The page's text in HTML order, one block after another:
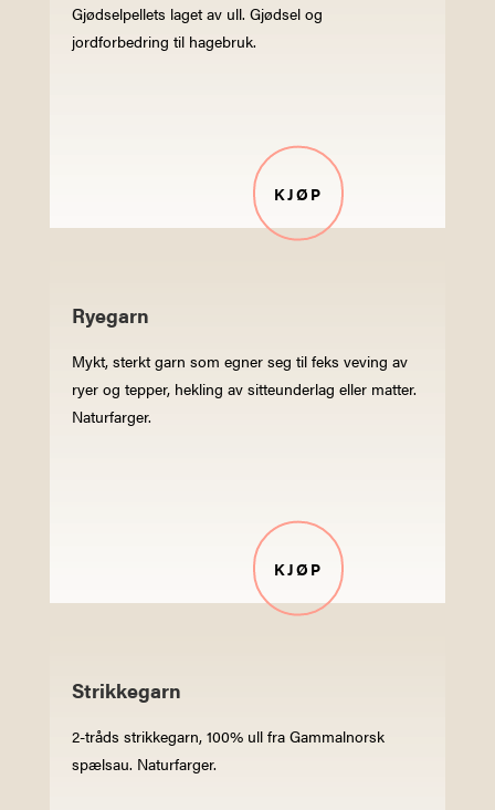
Gjødselpellets laget av ull. Gjødsel og
jordforbedring til hagebruk.
KJØP
Ryegarn
Mykt, sterkt garn som egner seg til feks veving av
ryer og tepper, hekling av sitteunderlag eller matter.
Naturfarger.
KJØP
Strikkegarn
2-tråds strikkegarn, 100% ull fra Gammalnorsk
spælsau. Naturfarger.